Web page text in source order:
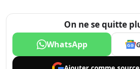
On ne se quitte
WhatsApp